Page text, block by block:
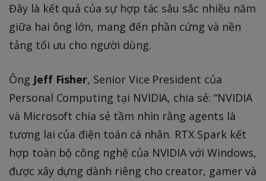
Đây là kết quả của sự hợp tác sâu sắc nhiều năm
giữa hai ông lớn, mang đến phần cứng và nền
tảng tối ưu cho người dùng.
Ông Jeff Fisher, Senior Vice President của
Personal Computing tại NVIDIA, chia sẻ: “NVIDIA
và Microsoft chia sẻ tầm nhìn rằng agents là
tương lai của điện toán cá nhân. RTX Spark kết
hợp toàn bộ công nghệ của NVIDIA với Windows,
được xây dựng dành riêng cho creator, gamer và